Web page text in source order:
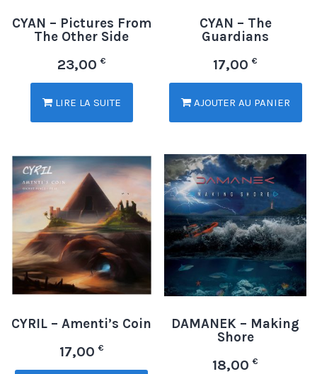
CYAN – Pictures From
The Other Side
23,00 €
LIRE LA SUITE
CYAN – The
Guardians
17,00€
AJOUTER AU PANIER
CYRIL – Amenti’s Coin
17,00 €
DAMANEK – Making
Shore
18,00€